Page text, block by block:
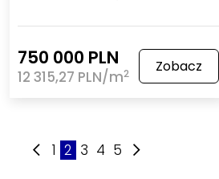
750 000 PLN
12 315,27 PLN/m2 Zobacz
1 2 3 4 5